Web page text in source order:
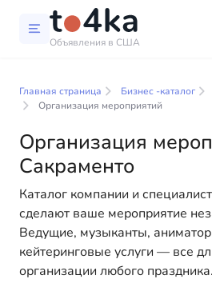
Объявления в США
Сакраменто
выбор компаний и
людям адаптироваться к
предлагаем разнообразные
физических, так и для
сделать вашу жизнь в Америке
удобной. От
повседневной помощи — у нас
необходимое для успешного
Главная страница Бизнес -каталог
Организация мероприятий
Организация
Сакраменто
Каталог компании и
сделают ваше мероприятие
Ведущие, музыканты,
кейтеринговые услуги — все
организации любого праздника.